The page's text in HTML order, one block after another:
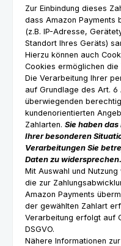
Zur Einbindung dieses
dass Amazon Payments
(z.B. IP-Adresse,
Standort Ihres Geräts)
Hierzu können auch
Cookies ermöglichen
Die Verarbeitung Ihrer
auf Grundlage des Art. 6
überwiegenden
kundenorientierten
Zahlarten. Sie haben
Ihrer besonderen
Verarbeitungen Sie
Daten zu widersprechen.
Mit Auswahl und
die zur
Amazon Payments
der gewählten Zahlart
Verarbeitung erfolgt auf
DSGVO.
Nähere Informationen